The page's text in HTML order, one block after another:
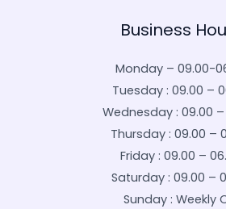
Business
Monday – 09.00-
Tuesday : 09.00 –
Wednesday : 09.00
Thursday : 09.00 –
Friday : 09.00 –
Saturday : 09.00 –
Sunday : Weekly